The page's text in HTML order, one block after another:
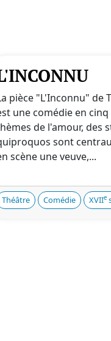
pièce "L'Inconnu" de
une comédie en cinq
de l'amour, des
sont
scène une veuve,...
Théâtre Comédie XVIIe